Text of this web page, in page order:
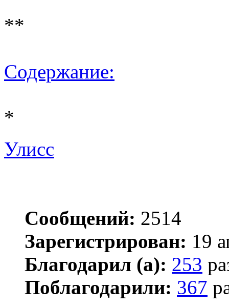
**
Содержание:
*
Улисс
Сообщений: 2514
Зарегистрирован: 19
Благодарил (а): 253
Поблагодарили: 367